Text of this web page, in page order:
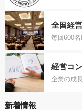
全国経
毎回600
経営コ
企業の成
新着情報